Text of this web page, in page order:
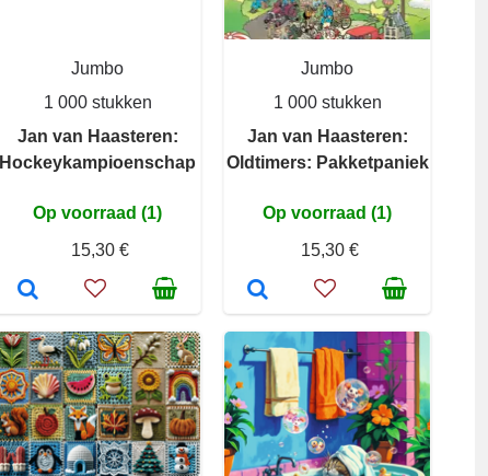
Jumbo
1 000 stukken
Jan van Haasteren:
Hockeykampioenschap
Op voorraad (1)
15,30 €
Jumbo
1 000 stukken
Jan van Haasteren:
Oldtimers: Pakketpaniek
Op voorraad (1)
15,30 €